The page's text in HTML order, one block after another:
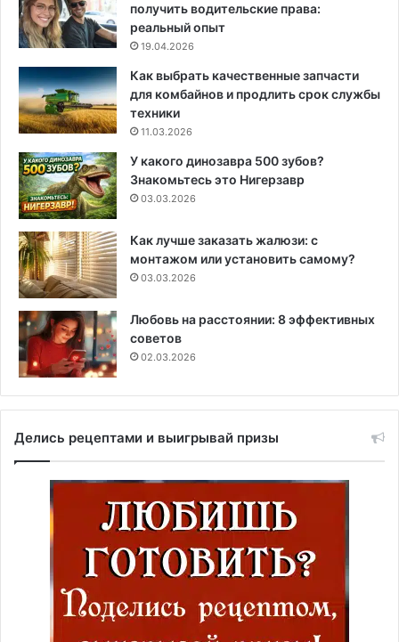
получить водительские права:
реальный опыт
19.04.2026
Как выбрать качественные запчасти
для комбайнов и продлить срок службы
техники
11.03.2026
У какого динозавра 500 зубов?
Знакомьтесь это Нигерзавр
03.03.2026
Как лучше заказать жалюзи: с
монтажом или установить самому?
03.03.2026
Любовь на расстоянии: 8 эффективных
советов
02.03.2026
Делись рецептами и выигрывай призы